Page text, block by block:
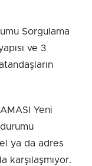
Sorgulama
ve 3
Yeni
ya da adres
karşılaşmıyor.